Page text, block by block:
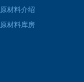
原材料介绍
原材料库房